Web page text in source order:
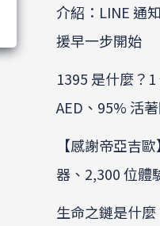
介紹：LINE 通
援早一步開始
1395 是什麼？
AED、95% 活
【感謝帝亞吉
器、2,300 位體
生命之鏈是什